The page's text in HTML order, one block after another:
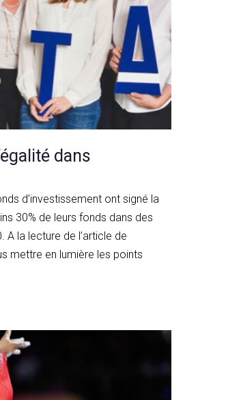
dans
d’investissement ont signé la
30% de leurs fonds dans des
la lecture de l’article de
mettre en lumière les points